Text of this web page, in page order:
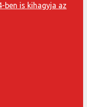
ben is kihagyja az